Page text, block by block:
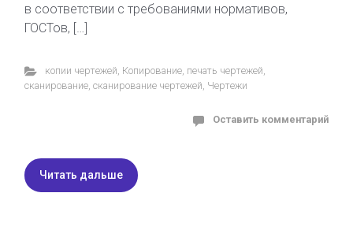
в соответствии с требованиями нормативов,
ГОСТов, […]
копии чертежей Копирование, печать чертежей
сканирование сканирование чертежей Чертежи
Оставить комментарий
Читать дальше